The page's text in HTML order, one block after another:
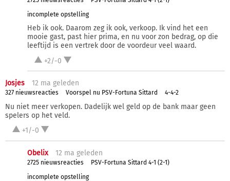
incomplete opstelling
Heb ik ook. Daarom zeg ik ook, verkoop. Ik vind het een
mooie gast, past hier prima, en nu voor zon bedrag, op die
leeftijd is een vertrek door de voordeur veel waard.
+2/-0
Josjes 12 ma geleden
327 nieuwsreacties Voorspel nu PSV-Fortuna Sittard 4-4-2
Nu niet meer verkopen. Dadelijk wel geld op de bank maar geen
spelers op het veld.
+1/-0
Obelix 12 ma geleden
2725 nieuwsreacties
PSV-Fortuna Sittard 4-1 (2-1)
incomplete opstelling